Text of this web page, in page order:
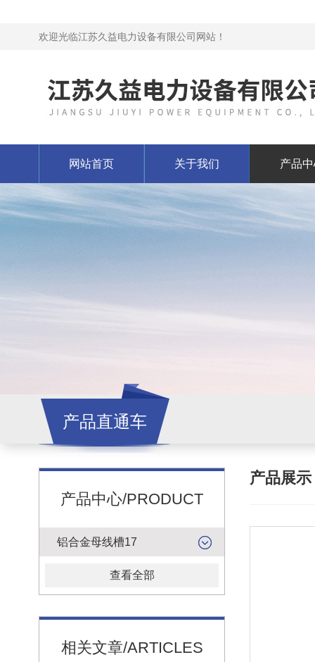
欢迎光临江苏久益电力设备有限公司网站！
网站首页 关于我们 产品
产品直通车
产品中心/PRODUCT
铝合金母线槽17
查看全部
相关文章/ARTICLES
产品展示